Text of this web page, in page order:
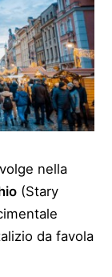
nella
(Stary
da favola